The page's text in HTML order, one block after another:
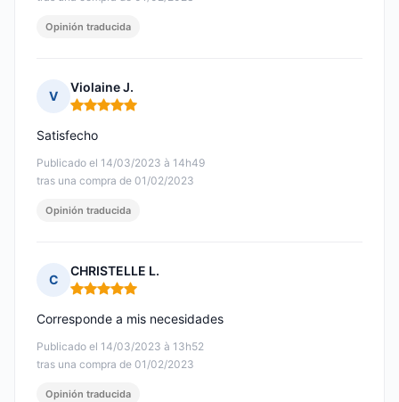
Opinión traducida
V
Violaine J.
Nota: 5 de 5
Publicado el 14/03/2023 à 14h49
tras una compra de 01/02/2023
Satisfecho
Opinión traducida
C
CHRISTELLE L.
Nota: 5 de 5
Publicado el 14/03/2023 à 13h52
tras una compra de 01/02/2023
Corresponde a mis necesidades
Opinión traducida